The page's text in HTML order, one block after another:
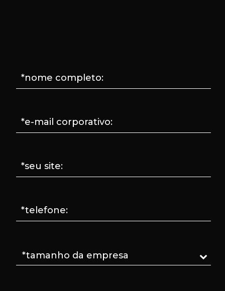
*nome completo:
*e-mail corporativo:
*seu site:
*telefone: